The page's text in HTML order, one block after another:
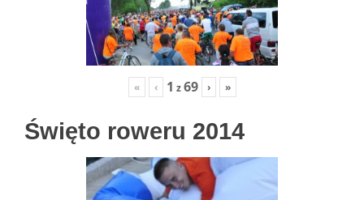
« ‹ 1 z69 › »
Święto roweru 2014